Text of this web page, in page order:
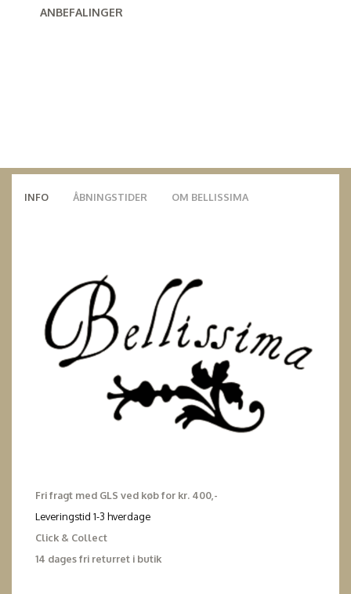
ANBEFALINGER
INFO ÅBNINGSTIDER OM BELLISSIMA
Fri fragt med GLS ved køb for kr. 400,-
Leveringstid 1-3 hverdage
Click & Collect
14 dages fri returret i butik